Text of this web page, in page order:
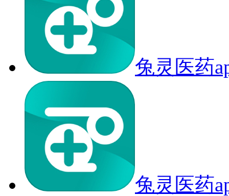
兔灵医药
兔灵医药